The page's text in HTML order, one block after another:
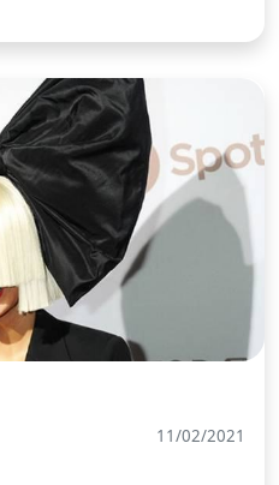
11/02/2021